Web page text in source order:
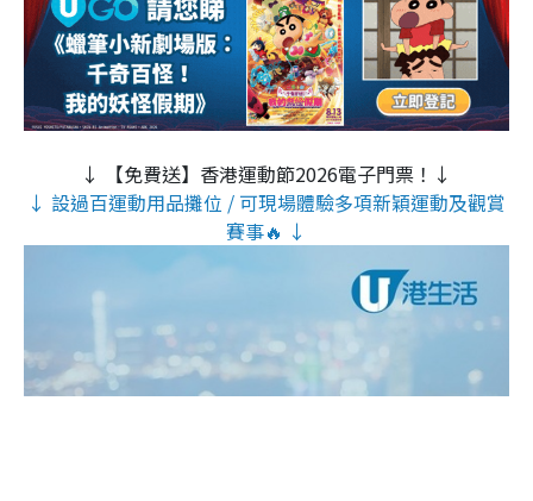
↓ 【免費送】香港運動節2026電子門票！↓
↓ 設過百運動用品攤位 / 可現場體驗多項新穎運動及觀賞
賽事🔥 ↓